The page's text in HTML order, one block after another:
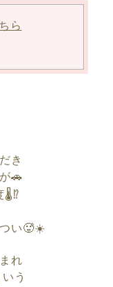
ら
き
🚗
🌡️⁉︎
い🥵☀️
れ
う